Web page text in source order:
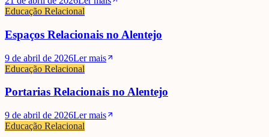
Educação Relacional
Espaços Relacionais no Alentejo
9 de abril de 2026Ler mais
Educação Relacional
Portarias Relacionais no Alentejo
9 de abril de 2026Ler mais
Educação Relacional